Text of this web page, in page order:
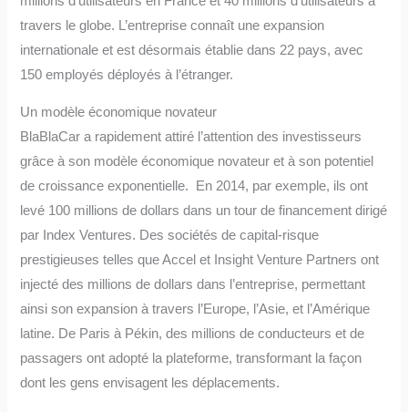
travers le globe. L’entreprise connaît une expansion
internationale et est désormais établie dans 22 pays, avec
150 employés déployés à l’étranger.
Un modèle économique novateur
BlaBlaCar a rapidement attiré l’attention des investisseurs
grâce à son modèle économique novateur et à son potentiel
de croissance exponentielle. En 2014, par exemple, ils ont
levé 100 millions de dollars dans un tour de financement dirigé
par Index Ventures. Des sociétés de capital-risque
prestigieuses telles que Accel et Insight Venture Partners ont
injecté des millions de dollars dans l’entreprise, permettant
ainsi son expansion à travers l’Europe, l’Asie, et l’Amérique
latine. De Paris à Pékin, des millions de conducteurs et de
passagers ont adopté la plateforme, transformant la façon
dont les gens envisagent les déplacements.